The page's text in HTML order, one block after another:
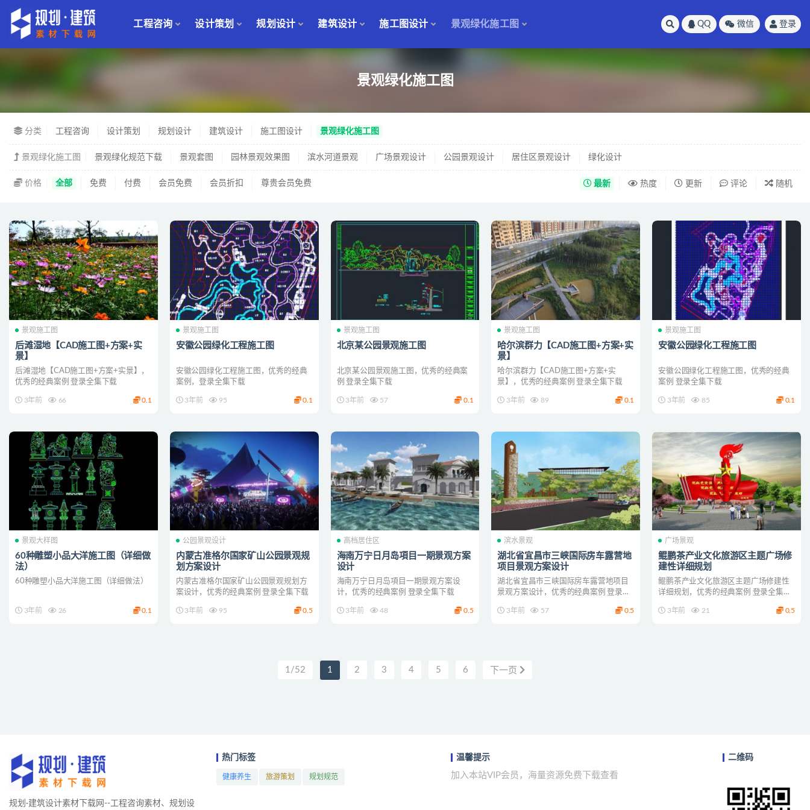
工程咨询 设计策划 规划设计 建筑设计 施工图设计 景观绿化施工图 QQ 微信 登录
景观绿化施工图
分类 工程咨询 设计策划 规划设计 建筑设计 施工图设计 景观绿化施工图
景观绿化施工图 景观绿化规范下载 景观套图 园林景观效果图 滨水河道景观 广场景观设计 公园景观设计 居住区景观设计 绿化设计
价格 全部 免费 付费 会员免费 会员折扣 尊贵会员免费 最新 热度 更新 评论 随机
景观施工图
后滩湿地【CAD施工图+方案+实
景】
后滩湿地【CAD施工图+方案+实景】，
优秀的经典案例 登录全集下载
3年前 66 0.1
景观施工图
安徽公园绿化工程施工图
安徽公园绿化工程施工图，优秀的经典
案例，登录全集下载
3年前 95 0.1
景观施工图
北京某公园景观施工图
北京某公园景观施工图，优秀的经典案
例 登录全集下载
3年前 57 0.1
景观施工图
哈尔滨群力【CAD施工图+方案+实
景】
哈尔滨群力【CAD施工图+方案+实
景】，优秀的经典案例 登录全集下载
3年前 89 0.1
景观施工图
安徽公园绿化工程施工图
安徽公园绿化工程施工图，优秀的经典
案例 登录全集下载
3年前 85 0.1
景观大样图
60种雕塑小品大洋施工图（详细做
法）
60种雕塑小品大洋施工图（详细做法）
3年前 26 0.1
公园景观设计
内蒙古准格尔国家矿山公园景观规
划方案设计
内蒙古准格尔国家矿山公园景观规划方
案设计，优秀的经典案例 登录全集下载
3年前 95 0.5
高档居住区
海南万宁日月岛項目一期景观方案
设计
海南万宁日月岛項目一期景观方案设
计，优秀的经典案例 登录全集下载
3年前 48 0.5
滨水景观
湖北省宜昌市三峡国际房车露营地
项目景观方案设计
湖北省宜昌市三峡国际房车露营地项目
景观方案设计，优秀的经典案例 登录全
3年前
57 0.5
广场景观
鲲鹏茶产业文化旅游区主题广场修
建性详细规划
鲲鹏茶产业文化旅游区主题广场修建性
详细规划，优秀的经典案例 登录全集下
3年前
21 0.5
1/52 1 2 3 4 5 6 下一页
规划·建筑设计素材下载网--工程咨询素材、规划设
热门标签
健康养生 旅游策划 规划规范
温馨提示
加入本站VIP会员，海量资源免费下载查看
二维码